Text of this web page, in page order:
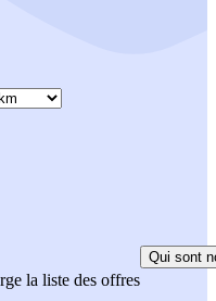
la liste des offres
Qui sont